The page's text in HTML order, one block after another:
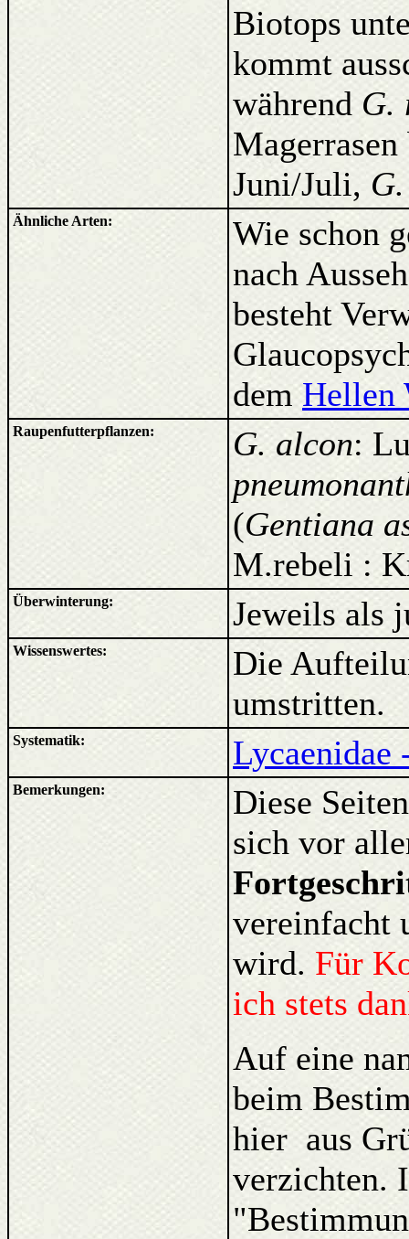
Biotops
kommt
während G.
Juni/Juli,
Ähnliche Arten:
Wie schon
nach
besteht
demHellen
Raupenfutterpflanzen: G. alcon:
(Gentiana
M.rebeli :
Überwinterung: Jeweils als
Wissenswertes:
Die
umstritten.
Systematik: Lycaenidae
Bemerkungen:
Diese
sich vor
vereinfacht
wird. Für
ich stets
Auf eine
beim
hier aus
verzichten.